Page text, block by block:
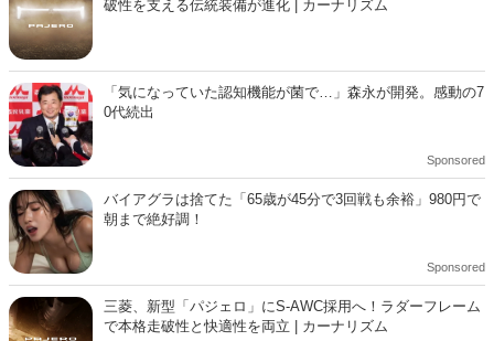
オススメの投稿
三菱、新型「パジェロ」にマルチメーター採用へ！本格走
破性を支える伝統装備が進化 | カーナリズム
「気になっていた認知機能が菌で…」森永が開発。感動の7
0代続出
バイアグラは捨てた「65歳が45分で3回戦も余裕」980円で
朝まで絶好調！